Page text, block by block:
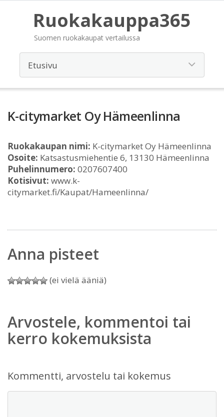
Ruokakauppa365
Suomen ruokakaupat vertailussa
K-citymarket Oy Hämeenlinna
Ruokakaupan nimi: K-citymarket Oy Hämeenlinna
Osoite: Katsastusmiehentie 6, 13130 Hämeenlinna
Puhelinnumero: 0207607400
Kotisivut: www.k-
citymarket.fi/Kaupat/Hameenlinna/
Anna pisteet
(ei vielä ääniä)
Arvostele, kommentoi tai
kerro kokemuksista
Kommentti, arvostelu tai kokemus